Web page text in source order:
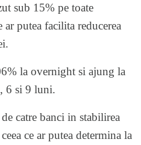
sub 15% pe toate
ar putea facilita reducerea
la overnight si ajung la
6 si 9 luni.
catre banci in stabilirea
ce ar putea determina la